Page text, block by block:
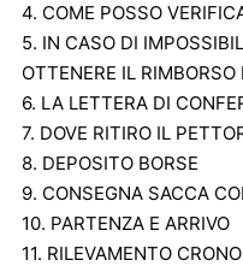
4. COME POSSO
5. IN CASO DI
OTTENERE IL RIMBORSO
6. LA LETTERA DI
7. DOVE RITIRO IL
8. DEPOSITO BORSE
9. CONSEGNA SACCA
10. PARTENZA E ARRIVO
11. RILEVAMENTO